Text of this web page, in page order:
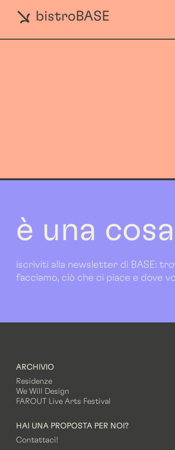
bistroBASE
è una
iscriviti alla newsletter di BASE:
facciamo, ciò che ci piace e dove
ARCHIVIO
Residenze
We Will Design
FAROUT Live Arts Festival
HAI UNA PROPOSTA PER NOI?
Contattaci!